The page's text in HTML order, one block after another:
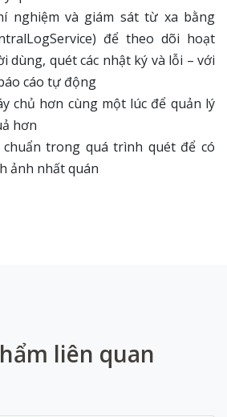
nghiệm và giám sát từ xa bằng
để theo dõi hoạt
dùng, quét các nhật ký và lỗi – với
cáo tự động
chủ hơn cùng một lúc để quản lý
hơn
trong quá trình quét để có
ảnh nhất quán
liên quan